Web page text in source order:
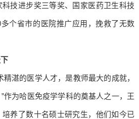
技进步奖三等奖、国家医药卫生科技
多个省市的医院推广应用，挽救了无数
精湛的医学人才，是教师最大的成就，
作为哈医免疫学学科的奠基人之一，王
养了数十名硕士研究生，他们如今已